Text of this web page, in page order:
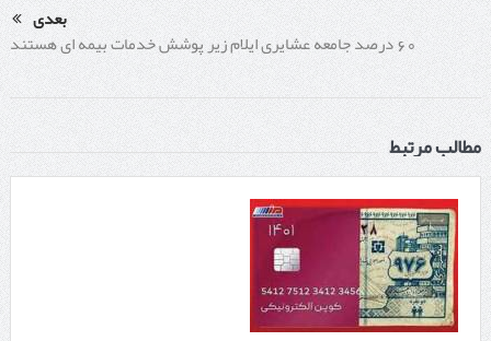
بعدی
60 درصد جامعه عشایری ایلام زیر پوشش خدمات بیمه ای هستند
مطالب مرتبط